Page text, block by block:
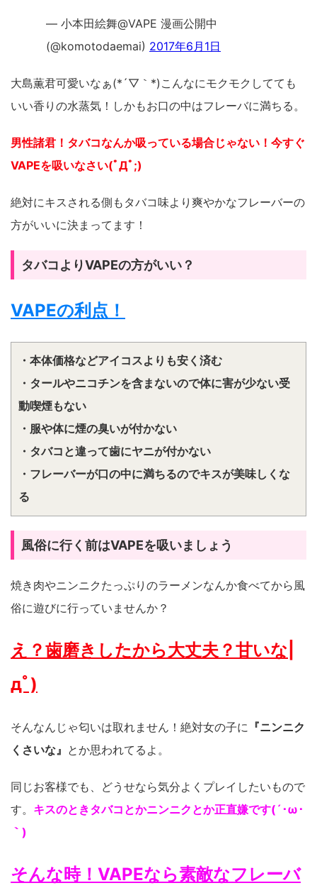
— 小本田絵舞@VAPE 漫画公開中
(@komotodaemai) 2017年6月1日
大島薫君可愛いなぁ(*´▽｀*)こんなにモクモクしてても
いい香りの水蒸気！しかもお口の中はフレーバに満ちる。
男性諸君！タバコなんか吸っている場合じゃない！今すぐ
VAPEを吸いなさい(ﾟДﾟ;)
絶対にキスされる側もタバコ味より爽やかなフレーバーの
方がいいに決まってます！
タバコよりVAPEの方がいい？
VAPEの利点！
・本体価格などアイコスよりも安く済む
・タールやニコチンを含まないので体に害が少ない受
動喫煙もない
・服や体に煙の臭いが付かない
・タバコと違って歯にヤニが付かない
・フレーバーが口の中に満ちるのでキスが美味しくな
る
風俗に行く前はVAPEを吸いましょう
焼き肉やニンニクたっぷりのラーメンなんか食べてから風
俗に遊びに行っていませんか？
え？歯磨きしたから大丈夫？甘いな|
дﾟ)
そんなんじゃ匂いは取れません！絶対女の子に 『ニンニク
くさいな』 とか思われてるよ。
同じお客様でも、どうせなら気分よくプレイしたいもので
す。 キスのときタバコとかニンニクとか正直嫌です(´･ω･
｀)
そんな時！VAPEなら素敵なフレーバ